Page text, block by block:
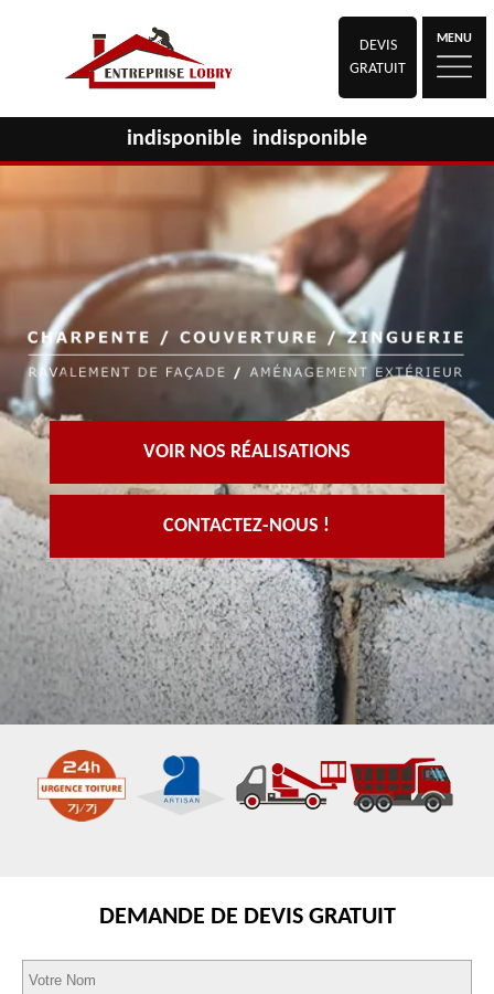
DEVIS
GRATUIT
MENU
indisponible indisponible
VOIR NOS RÉALISATIONS
CONTACTEZ-NOUS !
DEMANDE DE DEVIS GRATUIT